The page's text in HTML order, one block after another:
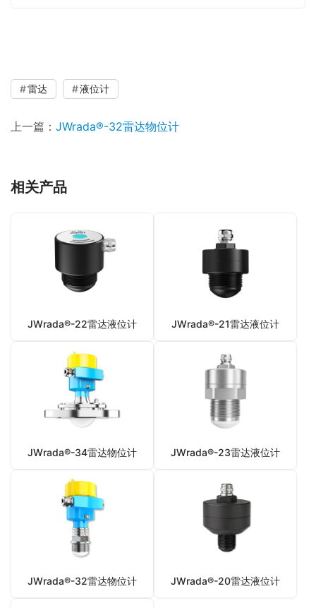
雷达 液位计
上一篇： JWrada®-32雷达物位计
相关产品
JWrada®-22雷达液位计 JWrada®-21雷达液位计
JWrada®-34雷达物位计 JWrada®-23雷达液位计
JWrada®-32雷达物位计 JWrada®-20雷达液位计